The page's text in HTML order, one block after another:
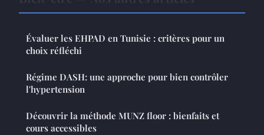
Évaluer les EHPAD en Tunisie : critères pour un
choix réfléchi
Régime DASH: une approche pour bien contrôler
l'hypertension
Découvrir la méthode MUNZ floor : bienfaits et
cours accessibles